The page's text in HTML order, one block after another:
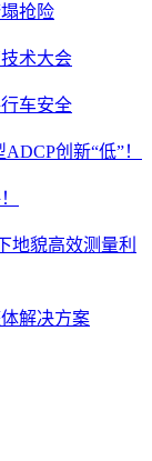
抢险
术大会
车安全
创新“低”！
地貌高效测量利
解决方案